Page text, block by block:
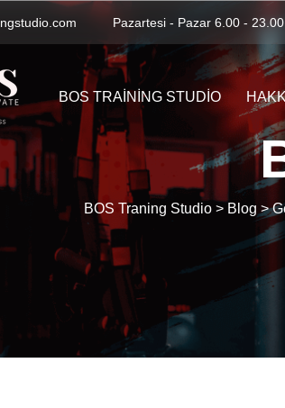
Pazartesi - Pazar 6.00 - 23.00
BOS TRAINING STUDIO
BOS Traning Studio > Blog >